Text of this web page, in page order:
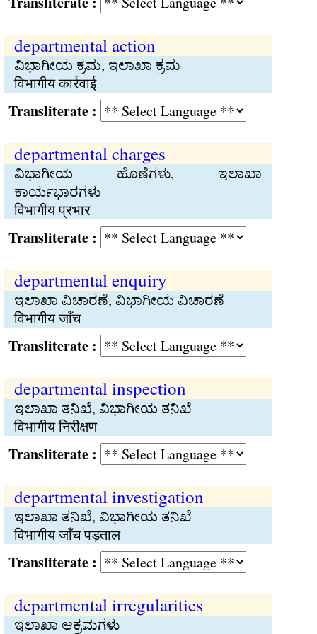
departmental action
ವಿಭಾಗೀಯ ಕ್ರಮ, ಇಲಾಖಾ ಕ್ರಮ
विभागीय कार्रवाई
:
departmental charges
ವಿಭಾಗೀಯ ಹೊಣೆಗಳು, ಇಲಾಖಾ
ಕಾರ್ಯಭಾರಗಳು
विभागीय प्रभार
:
departmental enquiry
ಇಲಾಖಾ ವಿಚಾರಣೆ, ವಿಭಾಗೀಯ ವಿಚಾರಣೆ
विभागीय जाँच
:
departmental inspection
ಇಲಾಖಾ ತನಿಖೆ, ವಿಭಾಗೀಯ ತನಿಖೆ
विभागीय निरीक्षण
:
departmental investigation
ಇಲಾಖಾ ತನಿಖೆ, ವಿಭಾಗೀಯ ತನಿಖೆ
विभागीय जाँच पड़ताल
:
departmental irregularities
ಇಲಾಖಾ ಆಕ್ರಮಗಳು